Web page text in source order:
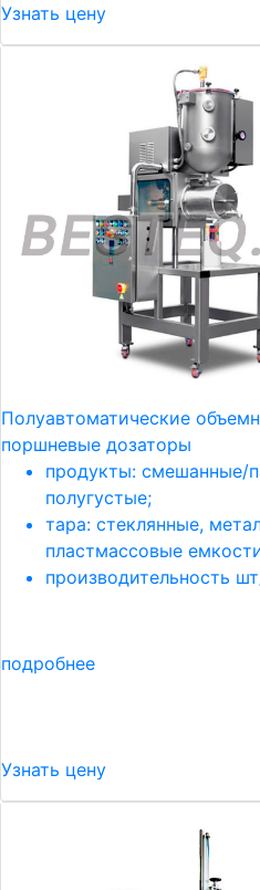
Узнать цену
Полуавтоматические
поршневые дозаторы
продукты: смешанные/
полугустые;
тара: стеклянные,
пластмассовые
производительность
подробнее
Узнать цену